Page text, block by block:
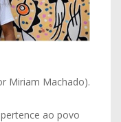
Miriam Machado).
ao povo